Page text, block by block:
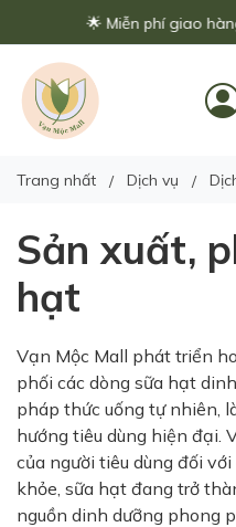
🌟 Miễn phí giao
Trang nhất Dịch vụ
Sản xuất,
hạt
Vạn Mộc Mall phát triển
phối các dòng sữa hạt
pháp thức uống tự nhiên,
hướng tiêu dùng hiện đại.
của người tiêu dùng đối
khỏe, sữa hạt đang trở
nguồn dinh dưỡng phong